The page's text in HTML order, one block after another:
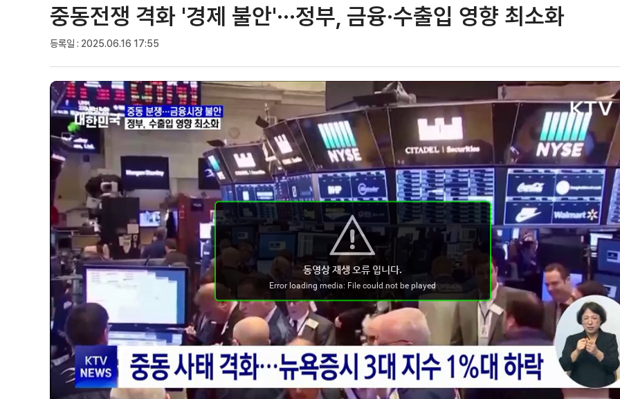
중동전쟁 격화 '경제 불안'···정부, 금융·수출입 영향 최소화
등록일 : 2025.06.16 17:55